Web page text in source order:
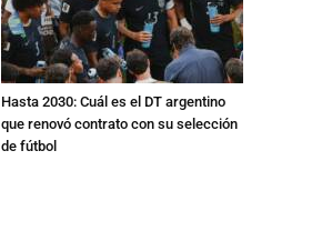
Hasta 2030: Cuál es el DT argentino
que renovó contrato con su selección
de fútbol